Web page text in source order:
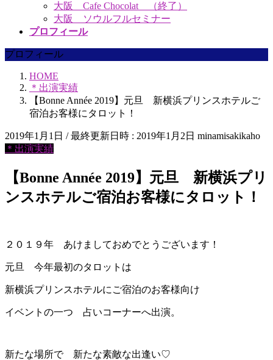
大阪 Cafe Chocolat （終了）
大阪 ソウルフルセミナー
プロフィール
プロフィール
HOME
＊出演実績
【Bonne Année 2019】元旦 新横浜プリンスホテルご
宿泊お客様にタロット！
2019年1月1日 / 最終更新日時 : 2019年1月2日 minamisakikaho
＊出演実績
【Bonne Année 2019】元旦 新横浜プリ
ンスホテルご宿泊お客様にタロット！
２０１９年 あけましておめでとうございます！
元旦 今年最初のタロットは
新横浜プリンスホテルにご宿泊のお客様向け
イベントの一つ 占いコーナーへ出演。
新たな場所で 新たな素敵な出逢い♡